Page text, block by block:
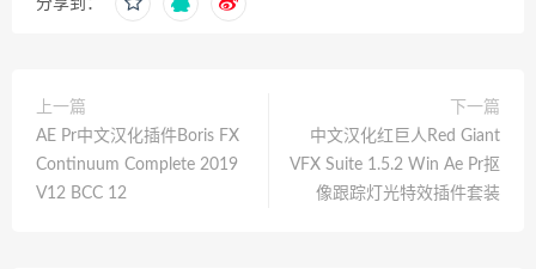
上一篇
AE Pr中文汉化插件Boris FX
Continuum Complete 2019
V12 BCC 12
下一篇
中文汉化红巨人Red Giant
VFX Suite 1.5.2 Win Ae Pr抠
像跟踪灯光特效插件套装